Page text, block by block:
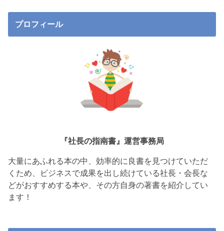
プロフィール
『社長の指南書』運営事務局
大量にあふれる本の中、効率的に良書を見つけていただ
くため、ビジネスで成果を出し続けている社長・会長な
どがおすすめする本や、その方自身の著書を紹介してい
ます！